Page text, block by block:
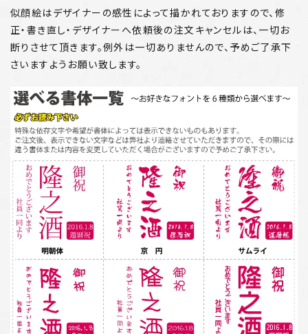
似顔絵はデザイナーの感性によって描かれておりますので、修
正・書き直し・デザイナーへ依頼後の注文キャンセルは、一切お
断りさせて頂きます。例外は一切ありませんので、予めご了承下
さいますようお願い致します。